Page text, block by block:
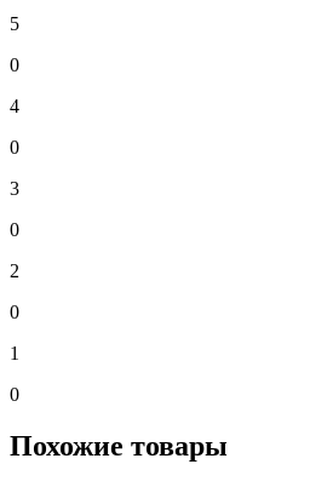
5
0
4
0
3
0
2
0
1
0
Похожие товары